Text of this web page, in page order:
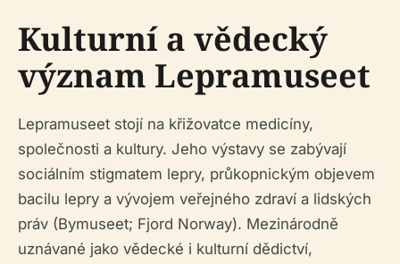
Kulturní a vědecký
význam Lepramuseet
Lepramuseet stojí na křižovatce medicíny,
společnosti a kultury. Jeho výstavy se zabývají
sociálním stigmatem lepry, průkopnickým objevem
bacilu lepry a vývojem veřejného zdraví a lidských
práv (Bymuseet; Fjord Norway). Mezinárodně
uznávané jako vědecké i kulturní dědictví,